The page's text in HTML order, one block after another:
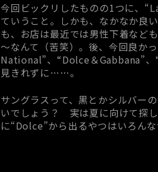
今回ビックリしたものの1つに、
ていうこと。しかも、なかなか良
も、お店は最近では男性下着など
～なんて（苦笑）。後、今回良か
National”、“Dolce＆Gabbana”、
見きれずに……。
サングラスって、黒とかシルバー
いでしょう？ 実は夏に向けて探
に“Dolce”から出るやつはいろん